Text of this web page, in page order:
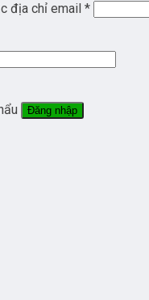
địa chỉ email *
Đăng nhập